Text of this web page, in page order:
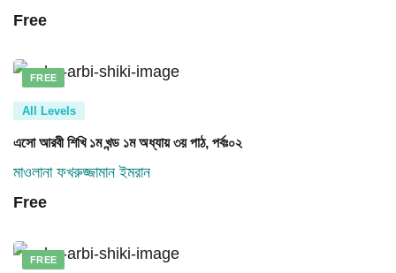
Free
FREE
All Levels
এসো আরবী শিখি ১ম খন্ড ১ম অধ্যায় ৩য় পাঠ, পর্বঃ০২
মাওলানা ফখরুজ্জামান ইমরান
Free
FREE